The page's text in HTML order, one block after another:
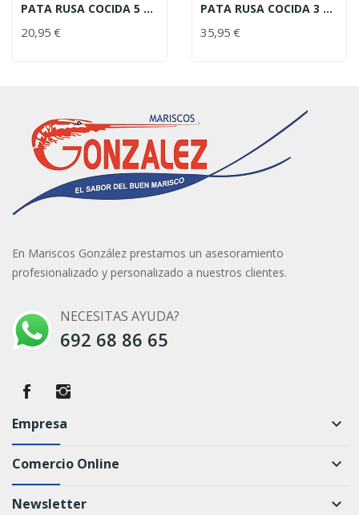
PATA RUSA COCIDA 5 PIEZAS
20,95 €
PATA RUSA COCIDA 3 PIEZAS
35,95 €
En Mariscos González prestamos un asesoramiento
profesionalizado y personalizado a nuestros clientes.
NECESITAS AYUDA?
692 68 86 65
Empresa keyboard_arrow_down
Comercio Online keyboard_arrow_down
Newsletter keyboard_arrow_down